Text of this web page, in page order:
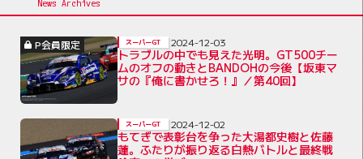
P会員限定
トラブルの中でも見えた光明。GT500チー
ムのオフの動きとBANDOHの今後【坂東マ
サの『俺に書かせろ！』／第40回】
スーパーGT 2024-12-03
もてぎで表彰台を争った大湯都史樹と佐藤
蓮。ふたりが振り返る白熱バトルと最終戦
スーパーGT 2024-12-02